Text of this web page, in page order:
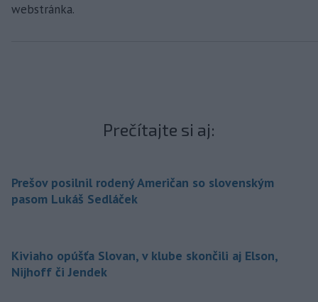
webstránka.
Prečítajte si aj:
Prešov posilnil rodený Američan so slovenským
pasom Lukáš Sedláček
Kiviaho opúšťa Slovan, v klube skončili aj Elson,
Nijhoff či Jendek